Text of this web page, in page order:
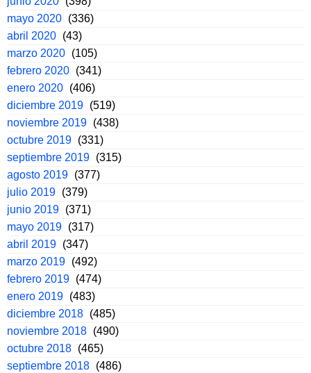
mayo 2020 (336)
abril 2020 (43)
marzo 2020 (105)
febrero 2020 (341)
enero 2020 (406)
diciembre 2019 (519)
noviembre 2019 (438)
octubre 2019 (331)
septiembre 2019 (315)
agosto 2019 (377)
julio 2019 (379)
junio 2019 (371)
mayo 2019 (317)
abril 2019 (347)
marzo 2019 (492)
febrero 2019 (474)
enero 2019 (483)
diciembre 2018 (485)
noviembre 2018 (490)
octubre 2018 (465)
septiembre 2018 (486)